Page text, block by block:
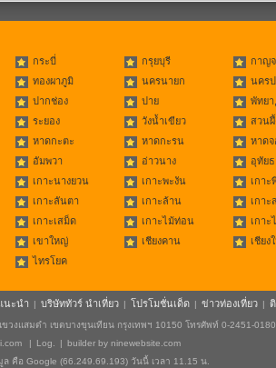
กระบี่ กรุยบุรี กาญ
ทองผาภูมิ นครนายก นคร
ปากช่อง ปาย พัทย
ระยอง วังน้ำเขียว สวนผึ้
หาดกะตะ หาดกะรน หาดจ
อัมพวา อ่าวนาง อุทัย
เกาะนางยวน เกาะพะงัน เกาะ
เกาะลันตา เกาะล้าน เกาะ
เกาะเสม็ด เกาะไม้ท่อน เกาะ
เขาใหญ่ เชียงคาน เชียง
ไทรโยค
นะนำ | บริษัททัวร์ นำเที่ยว | โปรโมชั่นเด็ด | ข่าวท่องเที่ยว |
แสมดำ เขตบางขุนเทียน กรุงเทพฯ 10150 โทรศัพท์ 0-2451-
| Log. | builder by ninewebsite.com
คือ Google (66.249.69.193) วันนี้ เวลา 11.15 น.